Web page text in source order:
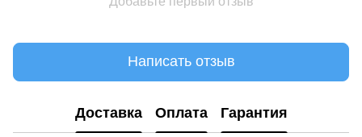
Написать отзыв
Доставка Оплата Гарантия